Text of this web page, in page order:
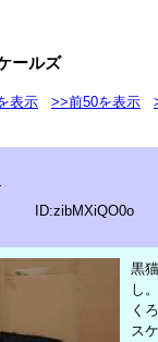
ールズ
表示 >>前50を表示
ID:zibMXiQO0o
黒
し。
く
ス